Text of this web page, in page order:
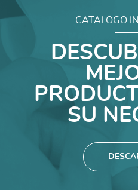
CATALOGO
SU